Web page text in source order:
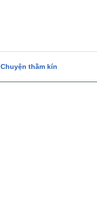
Chuyện thầm kín